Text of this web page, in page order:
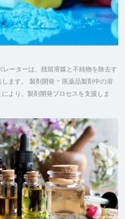
ーターは、残留溶媒と不純物を除去す
ます。 製剤開発 - 医薬品製剤中の溶
より、製剤開発プロセスを支援しま